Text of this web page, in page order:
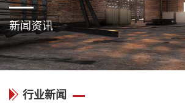
新闻资讯
行业新闻